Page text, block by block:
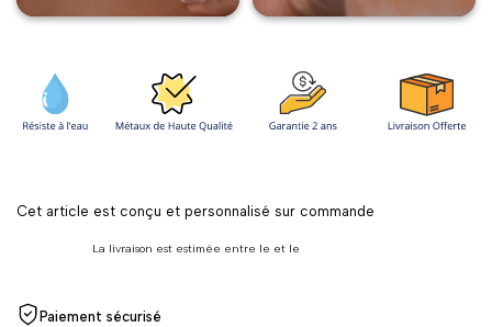
Cet article est conçu et personnalisé sur commande
La livraison est estimée entre le et le
Paiement sécurisé